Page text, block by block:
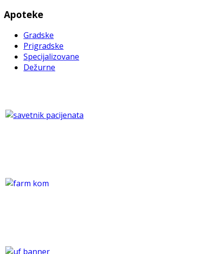
Apoteke
Gradske
Prigradske
Specijalizovane
Dežurne